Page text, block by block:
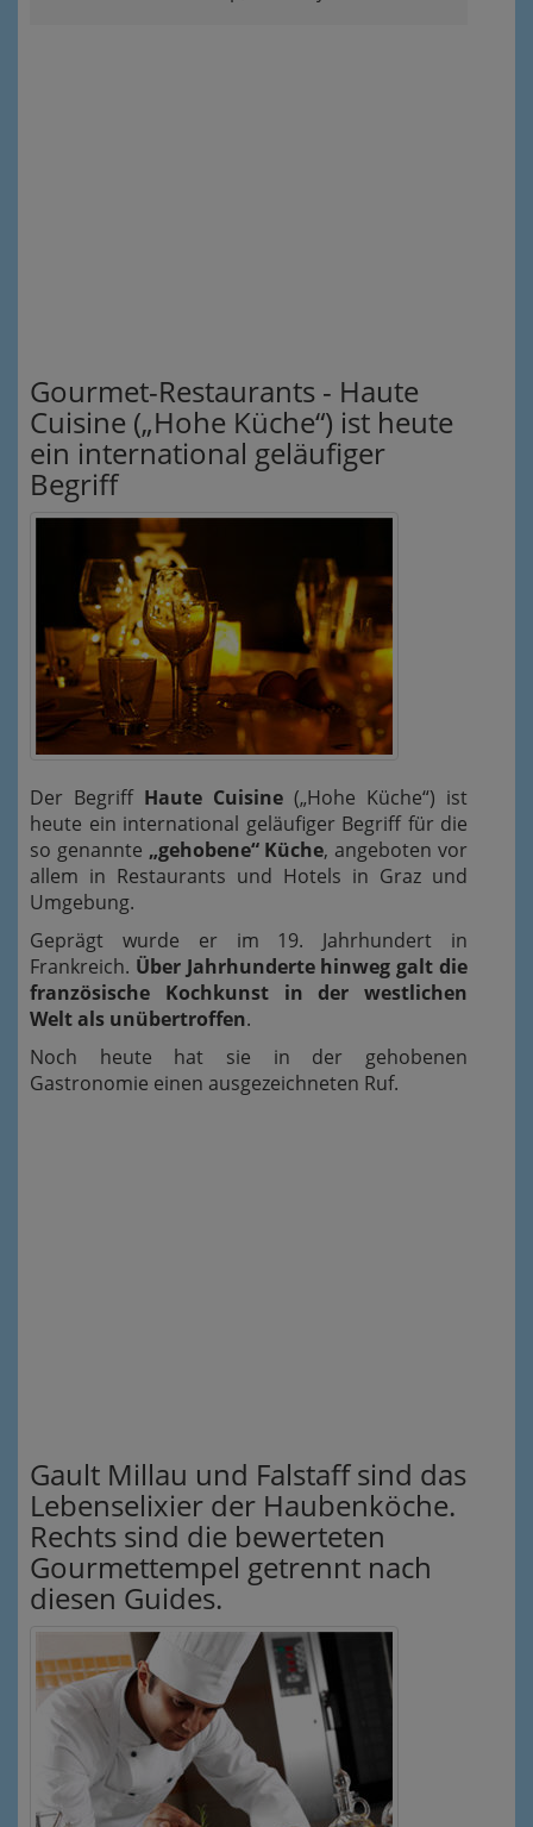
Gourmet-Restaurants - Haute
Cuisine („Hohe Küche“) ist heute
ein international geläufiger
Begriff
Der Begriff Haute Cuisine („Hohe Küche“) ist
heute ein international geläufiger Begriff für die
so genannte „gehobene“ Küche, angeboten vor
allem in Restaurants und Hotels in Graz und
Umgebung.
Geprägt wurde er im 19. Jahrhundert in
Frankreich. Über Jahrhunderte hinweg galt die
französische Kochkunst in der westlichen
Welt als unübertroffen.
Noch heute hat sie in der gehobenen
Gastronomie einen ausgezeichneten Ruf.
Gault Millau und Falstaff sind das
Lebenselixier der Haubenköche.
Rechts sind die bewerteten
Gourmettempel getrennt nach
diesen Guides.